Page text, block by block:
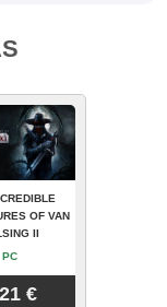
OF VAN
II
PC
€